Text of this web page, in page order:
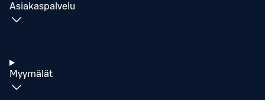
Asiakaspalvelu
Myymälät